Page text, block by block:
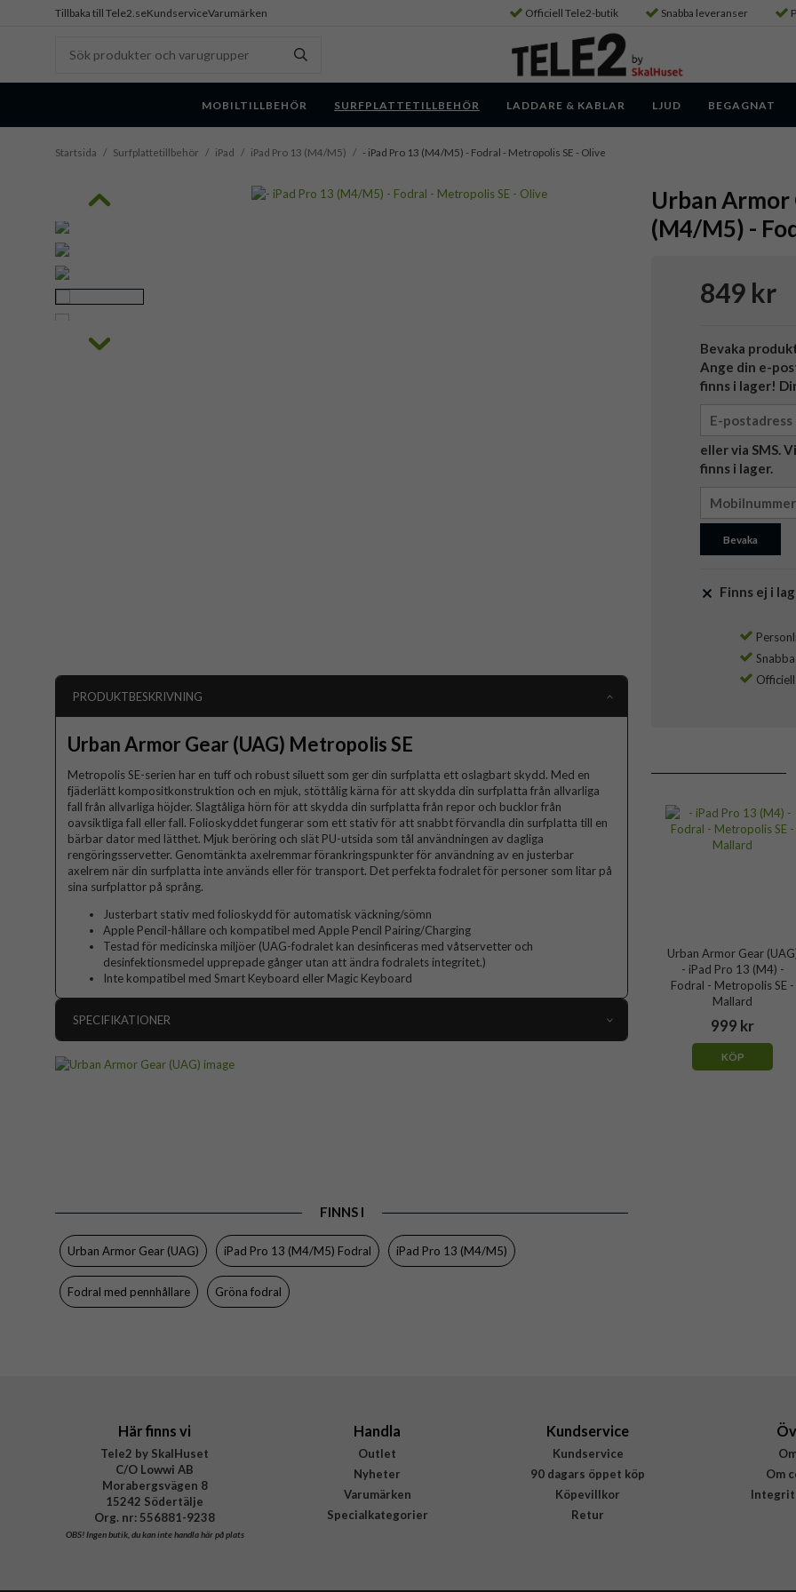
Tillbaka till Tele2.seKundserviceVarumärken Officiell Tele2-butik Snabba leveranser
MOBILTILLBEHÖR SURFPLATTETILLBEHÖR LADDARE & KABLAR LJUD BEGAGNAT
Startsida / Surfplattetillbehör / iPad / iPad Pro 13 (M4/M5) / - iPad Pro 13 (M4/M5) - Fodral - Metropolis SE - Olive
Urban Armor
(M4/M5) -
849 kr
Bevaka
Ange din e-
finns i lager!
eller via SMS.
finns i lager.
Bevaka
Finns ej i
Urban Armor Gear
- iPad Pro 13 (M4) -
Fodral - Metropolis SE -
Mallard
999 kr
KÖP
PRODUKTBESKRIVNING
Urban Armor Gear (UAG) Metropolis SE
Metropolis SE-serien har en tuff och robust siluett som ger din surfplatta ett oslagbart skydd. Med en
fjäderlätt kompositkonstruktion och en mjuk, stöttålig kärna för att skydda din surfplatta från allvarliga
fall från allvarliga höjder. Slagtåliga hörn för att skydda din surfplatta från repor och bucklor från
oavsiktliga fall eller fall. Folioskyddet fungerar som ett stativ för att snabbt förvandla din surfplatta till en
bärbar dator med lätthet. Mjuk beröring och slät PU-utsida som tål användningen av dagliga
rengöringsservetter. Genomtänkta axelremmar förankringspunkter för användning av en justerbar
axelrem när din surfplatta inte används eller för transport. Det perfekta fodralet för personer som litar på
sina surfplattor på språng.
Justerbart stativ med folioskydd för automatisk väckning/sömn
Apple Pencil-hållare och kompatibel med Apple Pencil Pairing/Charging
Testad för medicinska miljöer (UAG-fodralet kan desinficeras med våtservetter och
desinfektionsmedel upprepade gånger utan att ändra fodralets integritet.)
Inte kompatibel med Smart Keyboard eller Magic Keyboard
SPECIFIKATIONER
Tillverkarens art nr
EAN
FINNS I
Urban Armor Gear (UAG) iPad Pro 13 (M4/M5) Fodral iPad Pro 13 (M4/M5)
Fodral med pennhållare Gröna fodral
Här finns vi
Tele2 by SkalHuset
C/O Lowwi AB
Morabergsvägen 8
15242 Södertälje
Org. nr: 556881-9238
OBS!Ingen butik, du kan inte handla här på plats
Handla
Outlet
Nyheter
Varumärken
Specialkategorier
Kundservice
Kundservice
90 dagars öppet köp
Köpevillkor
Retur
Om